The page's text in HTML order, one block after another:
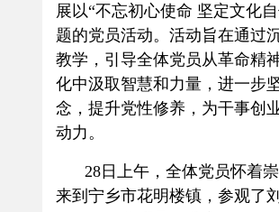
展以“不忘初心使命 坚定文化
题的党员活动。活动旨在通过
教学，引导全体党员从革命精
化中汲取智慧和力量，进一步
念，提升党性修养，为干事创
动力。
28日上午，全体党员怀着
来到宁乡市花明楼镇，参观了